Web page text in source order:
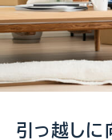
引っ越しに